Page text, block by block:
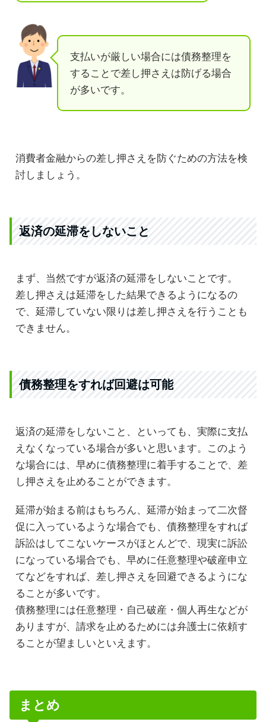
支払いが厳しい場合には債務整理を
することで差し押さえは防げる場合
が多いです。
消費者金融からの差し押さえを防ぐための方法を検
討しましょう。
返済の延滞をしないこと
まず、当然ですが返済の延滞をしないことです。
差し押さえは延滞をした結果できるようになるの
で、延滞していない限りは差し押さえを行うことも
できません。
債務整理をすれば回避は可能
返済の延滞をしないこと、といっても、実際に支払
えなくなっている場合が多いと思います。このよう
な場合には、早めに債務整理に着手することで、差
し押さえを止めることができます。
延滞が始まる前はもちろん、延滞が始まって二次督
促に入っているような場合でも、債務整理をすれば
訴訟はしてこないケースがほとんどで、現実に訴訟
になっている場合でも、早めに任意整理や破産申立
てなどをすれば、差し押さえを回避できるようにな
ることが多いです。
債務整理には任意整理・自己破産・個人再生などが
ありますが、請求を止めるためには弁護士に依頼す
ることが望ましいといえます。
まとめ